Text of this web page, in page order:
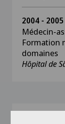
2004 - 2005
Médecin-
Formation
domaines
Hôpital de